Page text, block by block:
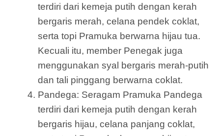
terdiri dari kemeja putih dengan kerah
bergaris merah, celana pendek coklat,
serta topi Pramuka berwarna hijau tua.
Kecuali itu, member Penegak juga
menggunakan syal bergaris merah-putih
dan tali pinggang berwarna coklat.
Pandega: Seragam Pramuka Pandega
terdiri dari kemeja putih dengan kerah
bergaris hijau, celana panjang coklat,